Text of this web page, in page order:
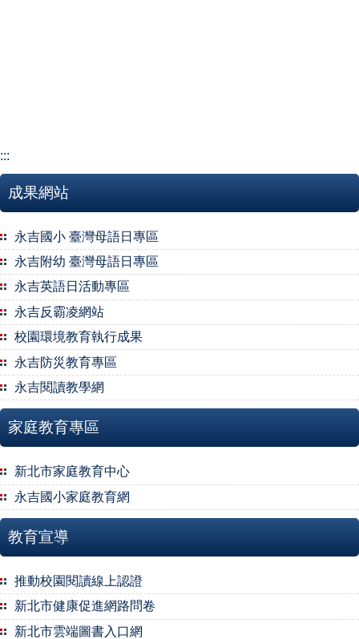
:::
成果網站
永吉國小 臺灣母語日專區
永吉附幼 臺灣母語日專區
永吉英語日活動專區
永吉反霸凌網站
校園環境教育執行成果
永吉防災教育專區
永吉閱讀教學網
家庭教育專區
新北市家庭教育中心
永吉國小家庭教育網
教育宣導
推動校園閱讀線上認證
新北市健康促進網路問卷
新北市雲端圖書入口網